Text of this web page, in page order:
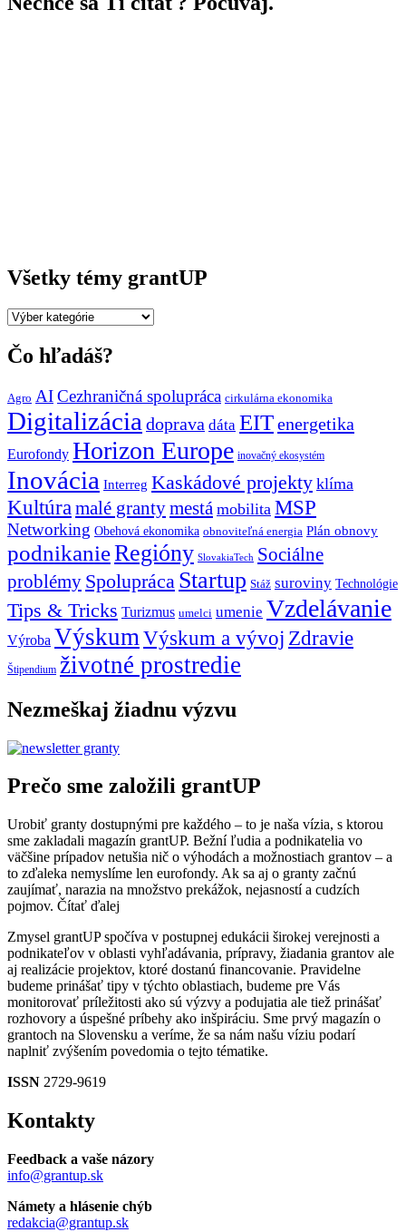
Všetky témy grantUP
Všetky
grantUP
Čo hľadáš?
Agro AICezhraničná spolupráca cirkulárna ekonomika
Digitalizácia doprava dáta EITenergetika
Eurofondy Horizon Europe inovačný ekosystém
Inovácia Interreg Kaskádové projekty klíma
Kultúra malé grantymestá mobilita MSP
Networking Obehová ekonomika obnoviteľná energia Plán obnovy
podnikanieRegióny SlovakiaTech Sociálne
problémy Spolupráca Startup Stáž suroviny Technológie
Tips & Tricks Turizmus umelci umenie Vzdelávanie
Výroba Výskum Výskum a vývoj Zdravie
Štipendium životné prostredie
Nezmeškaj žiadnu výzvu
Prečo sme založili grantUP
Urobiť granty dostupnými pre každého – to je naša vízia, s ktorou
sme zakladali magazín grantUP. Bežní ľudia a podnikatelia vo
väčšine prípadov netušia nič o výhodách a možnostiach grantov – a
to zďaleka nemyslíme len eurofondy. Ak sa aj o granty začnú
zaujímať, narazia na množstvo prekážok, nejasností a cudzích
pojmov. Čítať ďalej
Zmysel grantUP spočíva v postupnej edukácii širokej verejnosti a
podnikateľov v oblasti vyhľadávania, prípravy, žiadania grantov ale
aj realizácie projektov, ktoré dostanú financovanie. Pravidelne
budeme prinášať tipy v týchto oblastiach, budeme pre Vás
monitorovať príležitosti ako sú výzvy a podujatia ale tiež prinášať
rozhovory a úspešné príbehy ako inšpiráciu. Sme prvý magazín o
grantoch na Slovensku a veríme, že sa nám našu víziu podarí
naplniť zvýšením povedomia o tejto tématike.
ISSN 2729-9619
Kontakty
Feedback a vaše názory
info@grantup.sk
Námety a hlásenie chýb
redakcia@grantup.sk